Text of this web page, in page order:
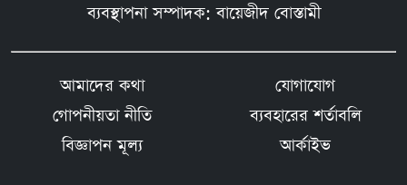
ব্যবস্থাপনা সম্পাদক: বায়েজীদ বোস্তামী
আমাদের কথা
যোগাযোগ
গোপনীয়তা নীতি
ব্যবহারের শর্তাবলি
বিজ্ঞাপন মূল্য
আর্কাইভ